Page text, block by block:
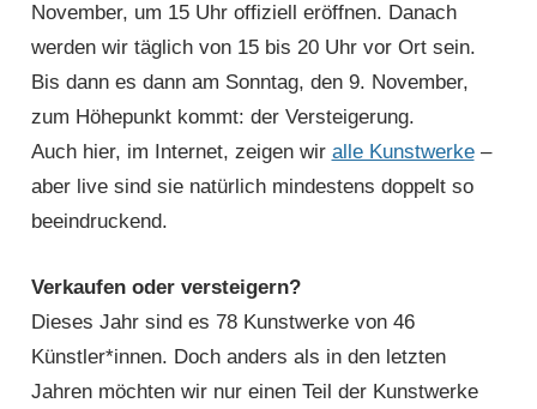
November, um 15 Uhr offiziell eröffnen. Danach
werden wir täglich von 15 bis 20 Uhr vor Ort sein.
Bis dann es dann am Sonntag, den 9. November,
zum Höhepunkt kommt: der Versteigerung.
Auch hier, im Internet, zeigen wir alle Kunstwerke–
aber live sind sie natürlich mindestens doppelt so
beeindruckend.
Verkaufen oder versteigern?
Dieses Jahr sind es 78 Kunstwerke von 46
Künstler*innen. Doch anders als in den letzten
Jahren möchten wir nur einen Teil der Kunstwerke